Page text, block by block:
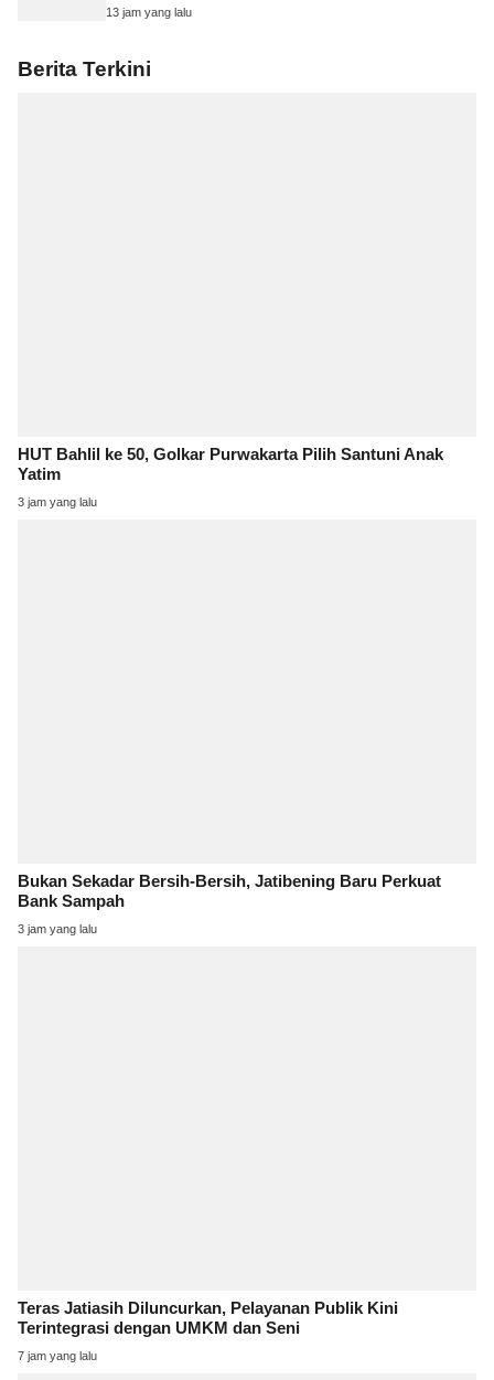
13 jam yang lalu
Berita Terkini
HUT Bahlil ke 50, Golkar Purwakarta Pilih Santuni Anak
Yatim
3 jam yang lalu
Bukan Sekadar Bersih-Bersih, Jatibening Baru Perkuat
Bank Sampah
3 jam yang lalu
Teras Jatiasih Diluncurkan, Pelayanan Publik Kini
Terintegrasi dengan UMKM dan Seni
7 jam yang lalu